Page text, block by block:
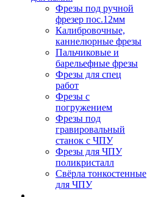
Фрезы под ручной
фрезер пос.12мм
Калибровочные,
каннелюрные фрезы
Пальчиковые и
барельефные фрезы
Фрезы для спец
работ
Фрезы с
погружением
Фрезы под
гравировальный
станок с ЧПУ
Фрезы для ЧПУ
поликристалл
Свёрла тонкостенные
для ЧПУ